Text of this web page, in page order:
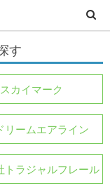
す
スカイマーク
リームエアライン
トラジャルフレール